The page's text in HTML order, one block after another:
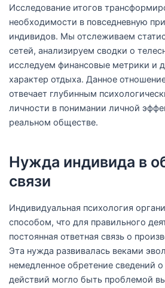
Исследование итогов
необходимости в повседневную
индивидов. Мы отслеживаем
сетей, анализируем сводки о
исследуем финансовые метрики и
характер отдыха. Данное
отвечает глубинным
личности в понимании личной
реальном обществе.
Нужда индивида в
связи
Индивидуальная психология
способом, что для правильного
постоянная ответная связь о
Эта нужда развивалась веками
немедленное обретение сведений о
действий могло быть проблемой